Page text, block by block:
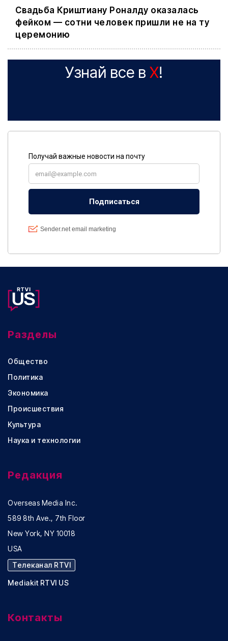
Свадьба Криштиану Роналду оказалась
фейком — сотни человек пришли не на ту
церемонию
Узнай все в X!
Разделы
Общество
Политика
Экономика
Происшествия
Культура
Наука и технологии
Редакция
Overseas Media Inc.
589 8th Ave., 7th Floor
New York, NY 10018
USA
Телеканал RTVI
Mediakit RTVI US
Контакты